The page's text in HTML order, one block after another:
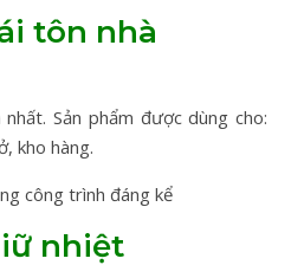
tôn nhà
Sản phẩm được dùng cho:
kho hàng.
công trình đáng kể
nhiệt